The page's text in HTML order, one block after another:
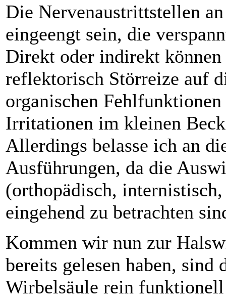
Die Nervenaustrittstellen
eingeengt sein, die
Direkt oder indirekt
reflektorisch Störreize auf
organischen
Irritationen im kleinen
Allerdings belasse ich an
Ausführungen, da die
(orthopädisch,
eingehend zu betrachten
Kommen wir nun zur
bereits gelesen haben,
Wirbelsäule rein